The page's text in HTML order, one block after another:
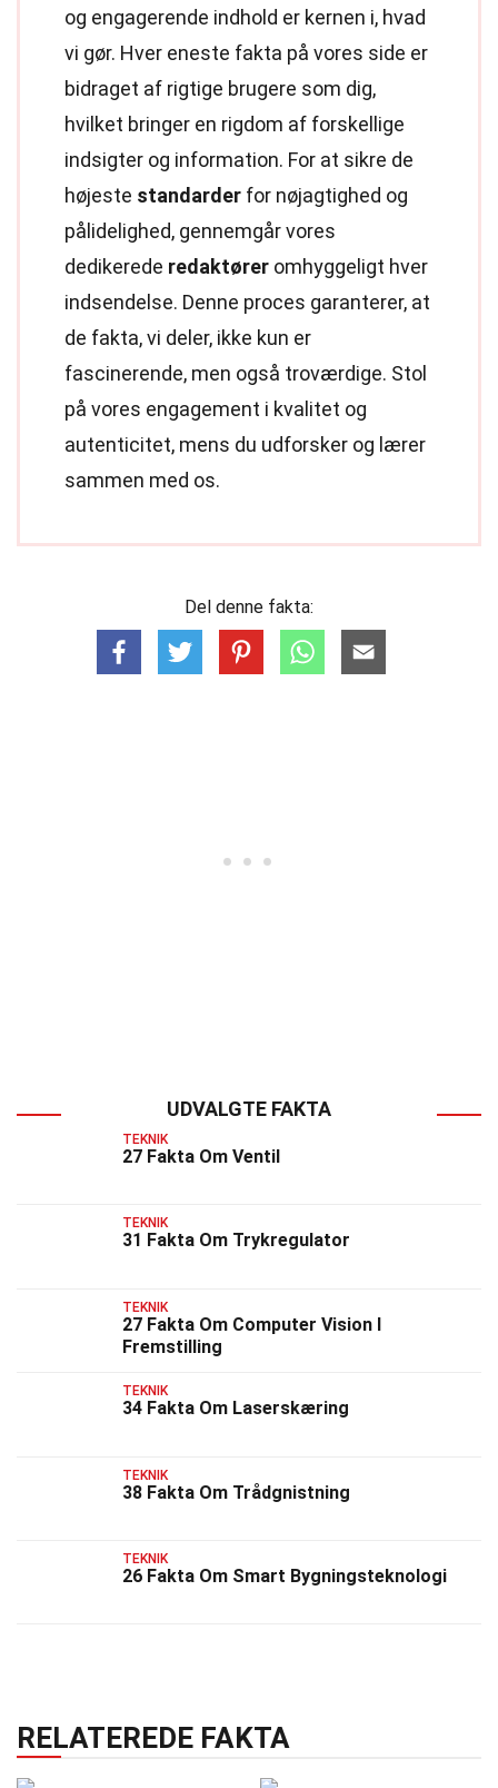
og engagerende indhold er kernen i, hvad
vi gør. Hver eneste fakta på vores side er
bidraget af rigtige brugere som dig,
hvilket bringer en rigdom af forskellige
indsigter og information. For at sikre de
højeste standarder for nøjagtighed og
pålidelighed, gennemgår vores
dedikerede redaktører omhyggeligt hver
indsendelse. Denne proces garanterer, at
de fakta, vi deler, ikke kun er
fascinerende, men også troværdige. Stol
på vores engagement i kvalitet og
autenticitet, mens du udforsker og lærer
sammen med os.
Del denne fakta:
UDVALGTE FAKTA
TEKNIK
27 Fakta Om Ventil
TEKNIK
31 Fakta Om Trykregulator
TEKNIK
27 Fakta Om Computer Vision I
Fremstilling
TEKNIK
34 Fakta Om Laserskæring
TEKNIK
38 Fakta Om Trådgnistning
TEKNIK
26 Fakta Om Smart Bygningsteknologi
RELATEREDE FAKTA